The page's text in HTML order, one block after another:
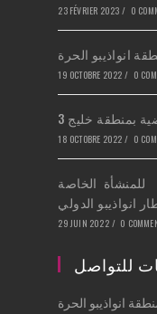
23 FÉVRIER 2023 / 0
انواذيبو الحرة
19 OCTOBRE 2022 / 0
بمنطقة خليج 3
18 OCTOBRE 2022 / 0
للمنشأة الخاصة
انواذيبو الدولي
29 JUIN 2022 / 0
للتواصل
انواذيبو الحرة